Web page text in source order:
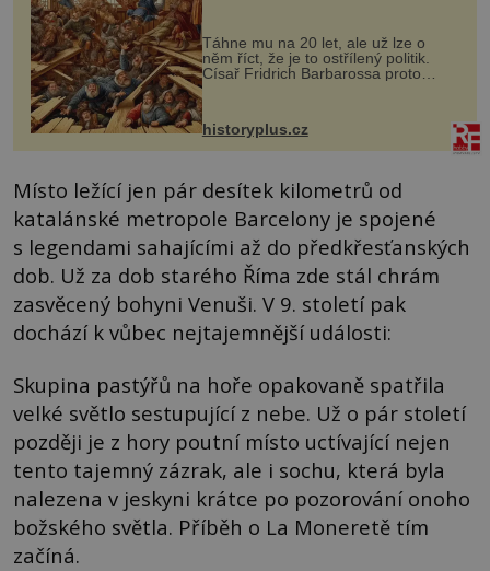
Táhne mu na 20 let, ale už lze o
něm říct, že je to ostřílený politik.
Císař Fridrich Barbarossa proto
posílá svého syna a dědice Jindřicha
VI. do Erfurtu, aby se stal
prostředníkem při řešení sporu m...
historyplus.cz
Místo ležící jen pár desítek kilometrů od
katalánské metropole Barcelony je spojené
s legendami sahajícími až do předkřesťanských
dob. Už za dob starého Říma zde stál chrám
zasvěcený bohyni Venuši. V 9. století pak
dochází k vůbec nejtajemnější události:
Skupina pastýřů na hoře opakovaně spatřila
velké světlo sestupující z nebe. Už o pár století
později je z hory poutní místo uctívající nejen
tento tajemný zázrak, ale i sochu, která byla
nalezena v jeskyni krátce po pozorování onoho
božského světla. Příběh o La Moneretě tím
začíná.